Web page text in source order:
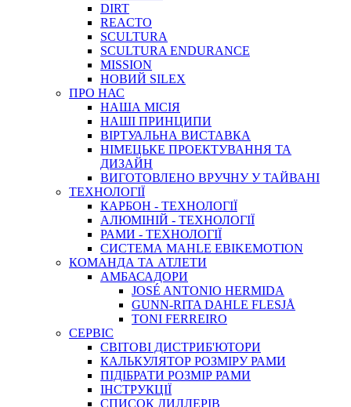
DIRT
REACTO
SCULTURA
SCULTURA ENDURANCE
MISSION
НОВИЙ SILEX
ПРО НАС
НАША МICIЯ
НАШI ПРИНЦИПИ
ВIРТУАЛЬНА ВИСТАВКА
НІМЕЦЬКЕ ПРОЕКТУВАННЯ ТА
ДИЗАЙН
ВИГОТОВЛЕНО ВРУЧНУ У ТАЙВАНІ
ТЕХНОЛОГІЇ
КАРБОН - ТЕХНОЛОГІЇ
АЛЮМІНІЙ - ТЕХНОЛОГІЇ
РАМИ - ТЕХНОЛОГІЇ
СИСТЕМА MAHLE EBIKEMOTION
КОМАНДА ТА АТЛЕТИ
АМБАСАДОРИ
JOSÉ ANTONIO HERMIDA
GUNN-RITA DAHLE FLESJÅ
TONI FERREIRO
СЕРВІС
СВІТОВІ ДИСТРИБ'ЮТОРИ
КАЛЬКУЛЯТОР РОЗМIРУ РАМИ
ПІДІБРАТИ РОЗМІР РАМИ
IНСТРУКЦIЇ
СПИСОК ДИЛЛЕРІВ